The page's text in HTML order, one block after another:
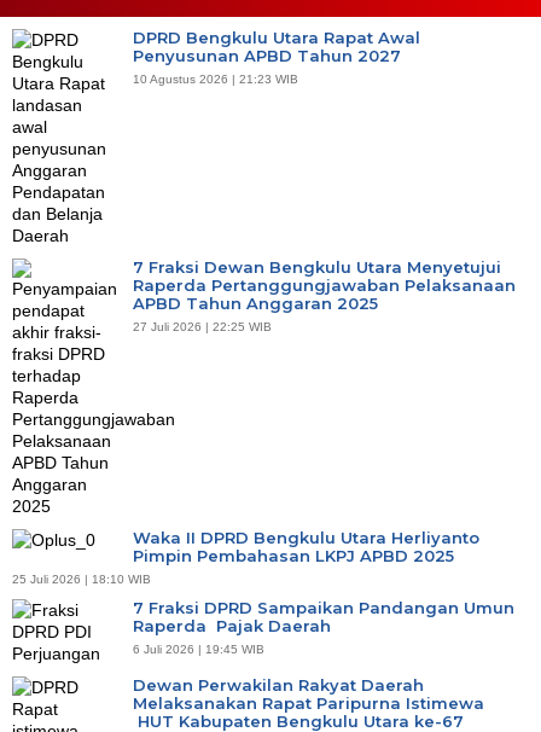
DPRD Bengkulu Utara Rapat Awal
Penyusunan APBD Tahun 2027
10 Agustus 2026 | 21:23 WIB
7 Fraksi Dewan Bengkulu Utara Menyetujui
Raperda Pertanggungjawaban Pelaksanaan
APBD Tahun Anggaran 2025
27 Juli 2026 | 22:25 WIB
Waka II DPRD Bengkulu Utara Herliyanto
Pimpin Pembahasan LKPJ APBD 2025
25 Juli 2026 | 18:10 WIB
7 Fraksi DPRD Sampaikan Pandangan Umun
Raperda Pajak Daerah
6 Juli 2026 | 19:45 WIB
Dewan Perwakilan Rakyat Daerah
Melaksanakan Rapat Paripurna Istimewa
HUT Kabupaten Bengkulu Utara ke-67